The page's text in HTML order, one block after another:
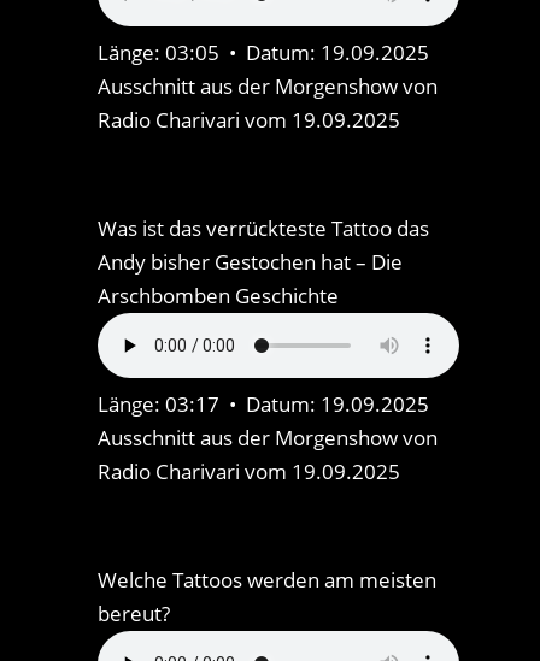
Länge: 03:05 • Datum: 19.09.2025
Ausschnitt aus der Morgenshow von
Radio Charivari vom 19.09.2025
Was ist das verrückteste Tattoo das
Andy bisher Gestochen hat – Die
Arschbomben Geschichte
Länge: 03:17 • Datum: 19.09.2025
Ausschnitt aus der Morgenshow von
Radio Charivari vom 19.09.2025
Welche Tattoos werden am meisten
bereut?